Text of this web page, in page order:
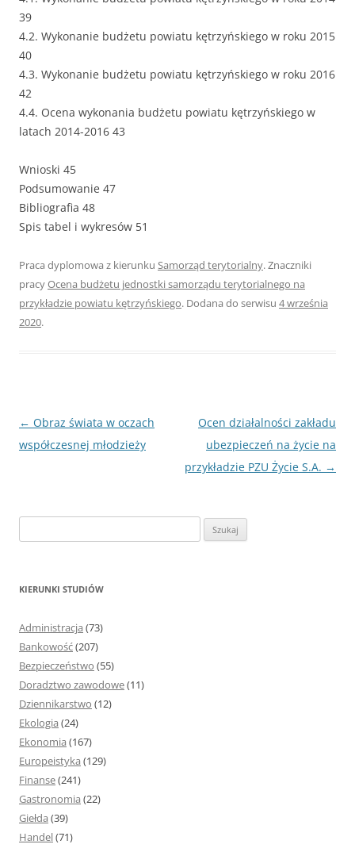
39
4.2. Wykonanie budżetu powiatu kętrzyńskiego w roku 2015
40
4.3. Wykonanie budżetu powiatu kętrzyńskiego w roku 2016
42
4.4. Ocena wykonania budżetu powiatu kętrzyńskiego w
latach 2014-2016 43
Wnioski 45
Podsumowanie 47
Bibliografia 48
Spis tabel i wykresów 51
Praca dyplomowa z kierunku Samorząd terytorialny. Znaczniki
pracyOcena budżetu jednostki samorządu terytorialnego na
przykładzie powiatu kętrzyńskiego. Dodana do serwisu 4 września
2020.
Nawigacja
wpisu
← Obraz świata w oczach
współczesnej młodzieży
Ocen działalności zakładu
ubezpieczeń na życie na
przykładzie PZU Życie S.A. →
z
KIERUNKI STUDIÓW
Administracja (73)
Bankowość(207)
Bezpieczeństwo (55)
Doradztwo zawodowe(11)
Dziennikarstwo (12)
Ekologia (24)
Ekonomia (167)
Europeistyka (129)
Finanse(241)
Gastronomia (22)
Giełda (39)
Handel(71)